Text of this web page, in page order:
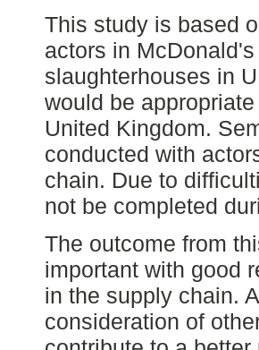
This study is based
actors in
slaughterhouses in
would be
United Kingdom.
conducted with
chain. Due to
not be completed
The outcome from
important with good
in the supply chain.
consideration of